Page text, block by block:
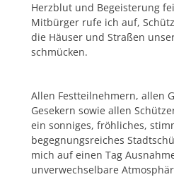
Herzblut und Begeisterung
Mitbürger rufe ich auf,
die Häuser und Straßen
schmücken.
Allen Festteilnehmern, allen
Gesekern sowie allen
ein sonniges, fröhliches,
begegnungsreiches
mich auf einen Tag
unverwechselbare